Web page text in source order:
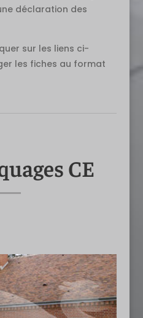
déclaration des
sur les liens ci-
les fiches au format
CE